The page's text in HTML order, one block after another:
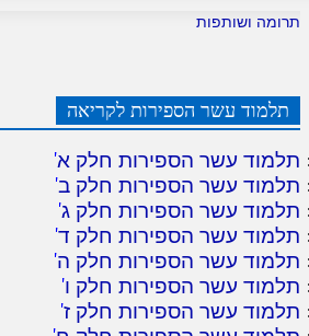
תרומה ושותפות
תלמוד עשר הספירות לקריאה
תלמוד עשר הספירות חלק א'
תלמוד עשר הספירות חלק ב'
תלמוד עשר הספירות חלק ג'
תלמוד עשר הספירות חלק ד'
תלמוד עשר הספירות חלק ה'
תלמוד עשר הספירות חלק ו'
תלמוד עשר הספירות חלק ז'